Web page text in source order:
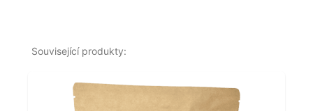
Související produkty: